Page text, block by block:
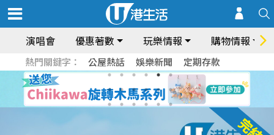
演唱會 優惠著數 玩樂情報 購物情報
熱門關鍵字： 公屋熱話 娛樂新聞 定期存款